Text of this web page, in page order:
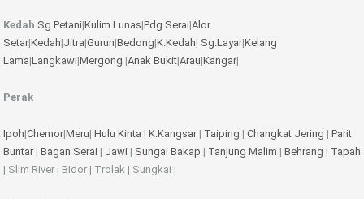
Kedah Sg Petani|Kulim Lunas|Pdg Serai|Alor
Setar|Kedah|Jitra|Gurun|Bedong|K.Kedah| Sg.Layar|Kelang
Lama|Langkawi|Mergong |Anak Bukit|Arau|Kangar|
Perak
Ipoh|Chemor|Meru| Hulu Kinta | K.Kangsar| Taiping | Changkat Jering | Parit
Buntar| Bagan Serai | Jawi | Sungai Bakap | Tanjung Malim | Behrang | Tapah
| Slim River | Bidor | Trolak | Sungkai |